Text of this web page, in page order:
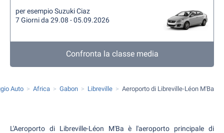
per esempio Suzuki Ciaz
7 Giorni da 29.08 - 05.09.2026
Confronta la classe media
Auto Africa Gabon Libreville Aeroporto di Libreville-Léon M'Ba
L'Aeroporto di Libreville-Léon M'Ba è l'aeroporto principale di